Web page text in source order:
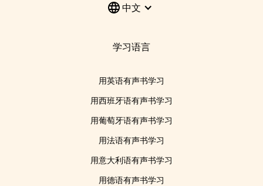
中文
学习语言
用英语有声书学习
用西班牙语有声书学习
用葡萄牙语有声书学习
用法语有声书学习
用意大利语有声书学习
用德语有声书学习